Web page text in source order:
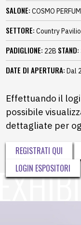
SALONE: COSMO
SETTORE: Country
PADIGLIONE: 22B STAND:
DATE DI APERTURA: Dal
Effettuando il
possibile
dettagliate per
REGISTRATI QUI
LOGIN ESPOSITORI